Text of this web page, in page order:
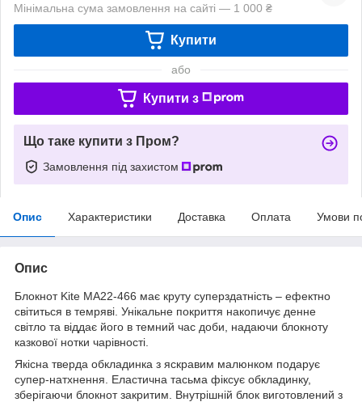
Мінімальна сума замовлення на сайті — 1 000 ₴
Купити
або
Купити з
Що таке купити з Пром?
Замовлення під захистом
Опис Характеристики Доставка Оплата Умови
Опис
Блокнот Kite MA22-466 має круту суперздатність – ефектно
світиться в темряві. Унікальне покриття накопичує денне
світло та віддає його в темний час доби, надаючи блокноту
казкової нотки чарівності.
Якісна тверда обкладинка з яскравим малюнком подарує
супер-натхнення. Еластична тасьма фіксує обкладинку,
зберігаючи блокнот закритим. Внутрішній блок виготовлений з